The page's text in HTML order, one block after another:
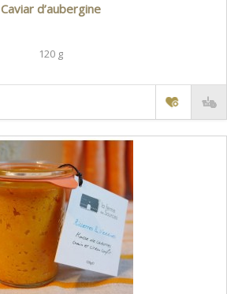
Caviar d’aubergine
120 g